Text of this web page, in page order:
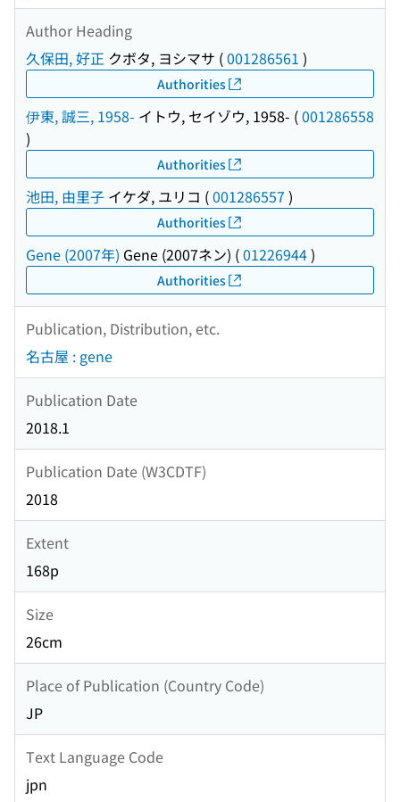
Author Heading
久保田, 好正 クボタ, ヨシマサ (001286561 )
Authorities
伊東, 誠三, 1958- イトウ, セイゾウ, 1958- (001286558
)
Authorities
池田, 由里子 イケダ, ユリコ (001286557 )
Authorities
Gene (2007年) Gene (2007ネン) (01226944)
Authorities
Publication, Distribution, etc.
名古屋 : gene
Publication Date
2018.1
Publication Date (W3CDTF)
2018
Extent
168p
Size
26cm
Place of Publication (Country Code)
JP
Text Language Code
jpn